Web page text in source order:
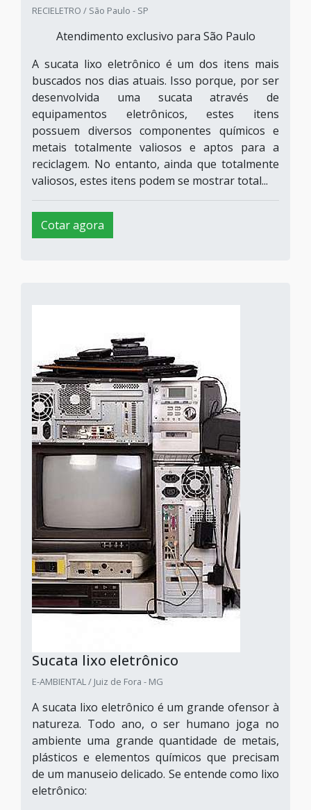
RECIELETRO / São Paulo - SP
Atendimento exclusivo para São Paulo
A sucata lixo eletrônico é um dos itens mais
buscados nos dias atuais. Isso porque, por ser
desenvolvida uma sucata através de
equipamentos eletrônicos, estes itens
possuem diversos componentes químicos e
metais totalmente valiosos e aptos para a
reciclagem. No entanto, ainda que totalmente
valiosos, estes itens podem se mostrar total...
Cotar agora
Sucata lixo eletrônico
E-AMBIENTAL / Juiz de Fora - MG
A sucata lixo eletrônico é um grande ofensor à
natureza. Todo ano, o ser humano joga no
ambiente uma grande quantidade de metais,
plásticos e elementos químicos que precisam
de um manuseio delicado. Se entende como lixo
eletrônico: